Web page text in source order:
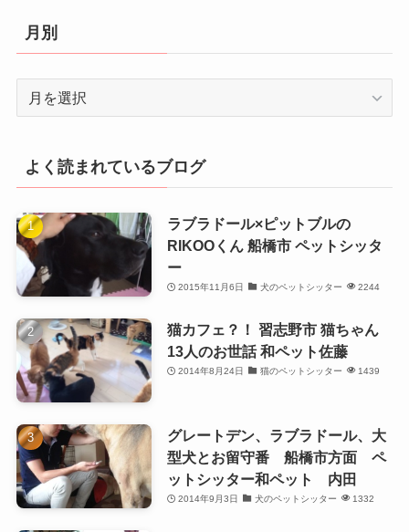
リ
ー
月別
よく読まれているブログ
ラブラドール×ピットブルの
RIKOOくん 船橋市 ペットシッタ
ー
2015年11月6日 犬のペットシッター 2244
猫カフェ？！ 習志野市 猫ちゃん
13人のお世話 和ペット佐藤
2014年8月24日 猫のペットシッター 1439
グレートデン、ラブラドール、大
型犬とお留守番 船橋市方面 ペ
ットシッター和ペット 内田
2014年9月3日 犬のペットシッター 1332